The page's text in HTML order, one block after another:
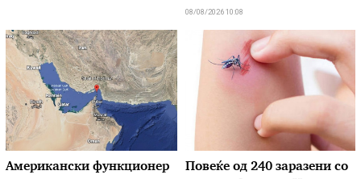
08/08/2026 10:08
Американски функционер
Повеќе од 240 заразени со